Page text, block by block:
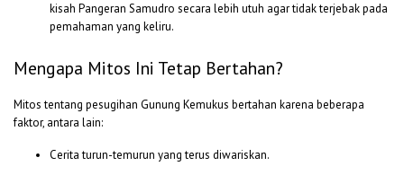
kisah Pangeran Samudro secara lebih utuh agar tidak terjebak pada
pemahaman yang keliru.
Mengapa Mitos Ini Tetap Bertahan?
Mitos tentang pesugihan Gunung Kemukus bertahan karena beberapa
faktor, antara lain:
Cerita turun-temurun yang terus diwariskan.